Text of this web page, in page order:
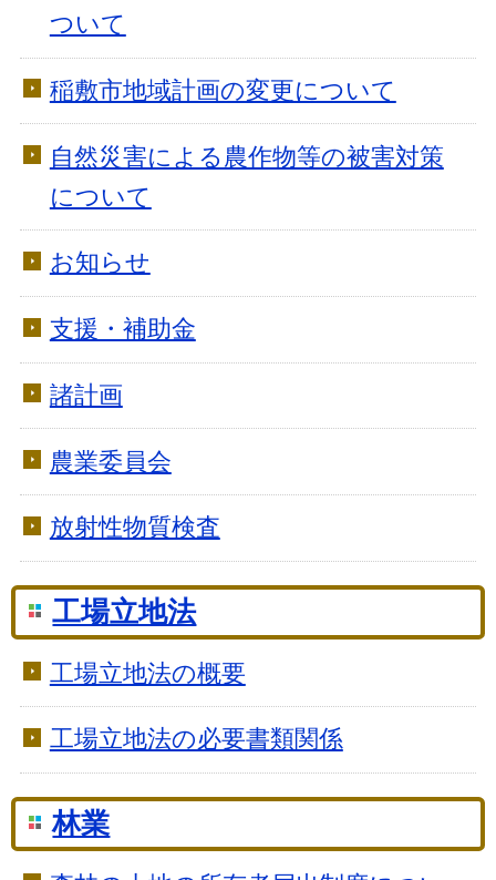
ついて
稲敷市地域計画の変更について
自然災害による農作物等の被害対策
について
お知らせ
支援・補助金
諸計画
農業委員会
放射性物質検査
工場立地法
工場立地法の概要
工場立地法の必要書類関係
林業